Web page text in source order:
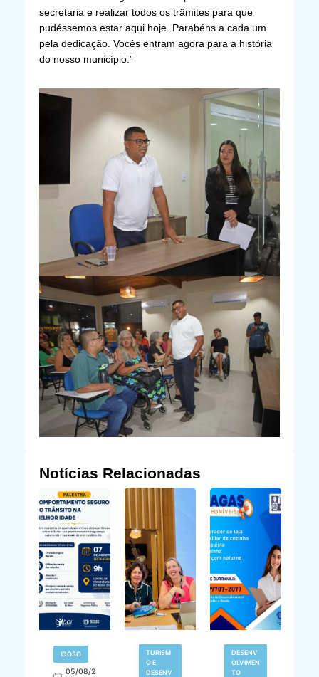
secretaria e realizar todos os trâmites para que
pudéssemos estar aqui hoje. Parabéns a cada um
pela dedicação. Vocês entram agora para a história
do nosso município.”
Notícias Relacionadas
IDOSO
05/08/2
TURISM
O E
DESENV
DESENV
OLVIMEN
TO